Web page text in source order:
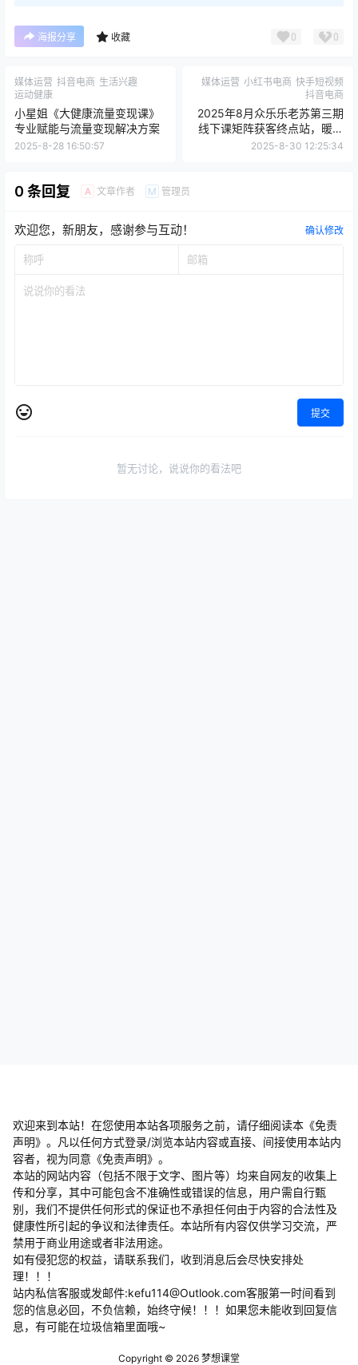
海报分享 收藏 0 0
媒体运营 抖音电商 生活兴趣
运动健康
小星姐《大健康流量变现课》
专业赋能与流量变现解决方案
2025-8-28 16:50:57
媒体运营 小红书电商 快手短视频
抖音电商
2025年8月众乐乐老苏第三期
线下课矩阵获客终点站，暖心
窝的分享流量底层逻辑
2025-8-30 12:25:34
0 条回复 A 文章作者 M 管理员
欢迎您，新朋友，感谢参与互动！ 确认修改
提交
暂无讨论，说说你的看法吧
欢迎来到本站！在您使用本站各项服务之前，请仔细阅读本《免责
声明》。凡以任何方式登录/浏览本站内容或直接、间接使用本站内
容者，视为同意《免责声明》。
本站的网站内容（包括不限于文字、图片等）均来自网友的收集上
传和分享，其中可能包含不准确性或错误的信息，用户需自行甄
别，我们不提供任何形式的保证也不承担任何由于内容的合法性及
健康性所引起的争议和法律责任。本站所有内容仅供学习交流，严
禁用于商业用途或者非法用途。
​如有侵犯您的权益，请联系我们，收到消息后会尽快安排处
理！！！
站内私信客服或发邮件:kefu114@Outlook.com客服第一时间看到
您的信息必回，不负信赖，始终守候！！！如果您未能收到回复信
息，有可能在垃圾信箱里面哦~
Copyright © 2026 梦想课堂